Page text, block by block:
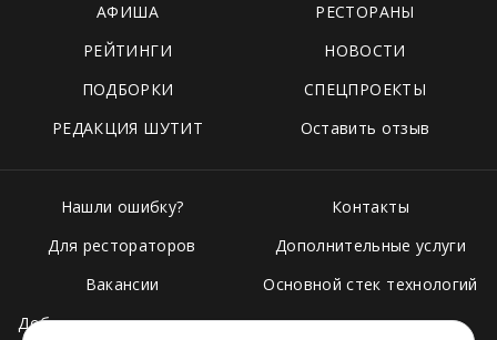
АФИША
РЕСТОРАНЫ
РЕЙТИНГИ
НОВОСТИ
ПОДБОРКИ
СПЕЦПРОЕКТЫ
РЕДАКЦИЯ ШУТИТ
Оставить отзыв
Нашли ошибку?
Для рестораторов
Вакансии
Добавить свое заведение
Контакты
Дополнительные услуги
Основной стек технологий